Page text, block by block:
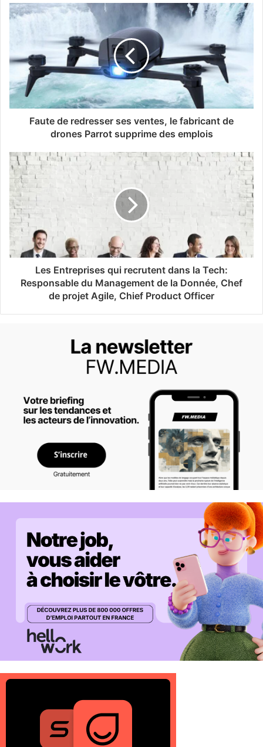
Faute de redresser ses ventes, le fabricant de
drones Parrot supprime des emplois
Les Entreprises qui recrutent dans la Tech:
Responsable du Management de la Donnée, Chef
de projet Agile, Chief Product Officer